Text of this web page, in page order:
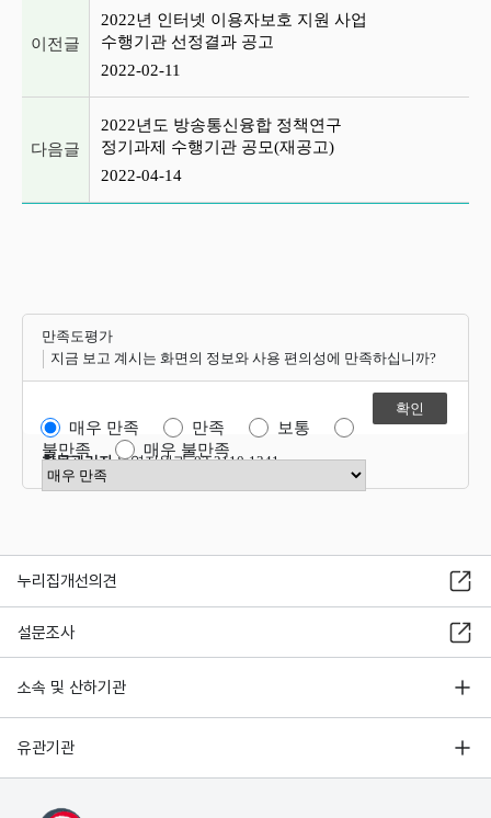
이전글
2022년 인터넷 이용자보호 지원 사업
수행기관 선정결과 공고
2022-02-11
다음글
2022년도 방송통신융합 정책연구
정기과제 수행기관 공모(재공고)
2022-04-14
만족도평가
지금 보고 계시는 화면의 정보와 사용 편의성에 만족하십니까?
매우 만족 만족
보통
불만족
매우 불만족
만족도 점수 선택
항목관리자운영지원과 02-2110-1341
누리집개선의견
설문조사
소속 및 산하기관
유관기관